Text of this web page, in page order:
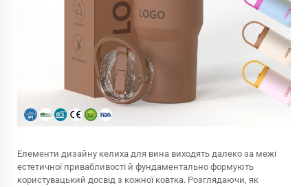
Елементи дизайну келиха для вина виходять далеко за межі
естетичної привабливості й фундаментально формують
користувацький досвід з кожної ковтка. Розглядаючи, як